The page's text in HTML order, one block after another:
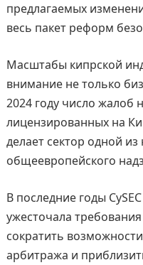
предлагаемых
весь пакет реформ
Масштабы кипрской
внимание не только
2024 году число жалоб
лицензированных на
делает сектор одной
общеевропейского
В последние годы
ужесточала
сократить
арбитража и